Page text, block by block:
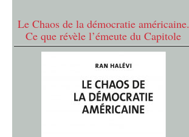
Le Chaos de la démocratie américaine.
Ce que révèle l’émeute du Capitole